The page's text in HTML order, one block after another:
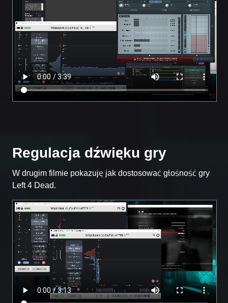
Regulacja dźwięku gry
W drugim filmie pokazuję jak dostosować głośność gry
Left 4 Dead.